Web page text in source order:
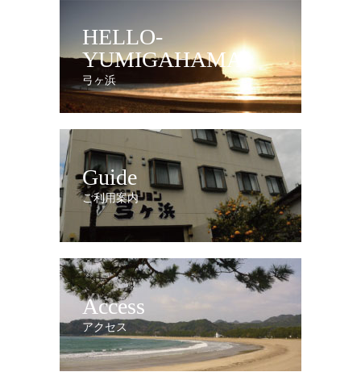
HELLO-
YUMIGAHAMA
弓ヶ浜
Guide
ご利用案内
Access
アクセス